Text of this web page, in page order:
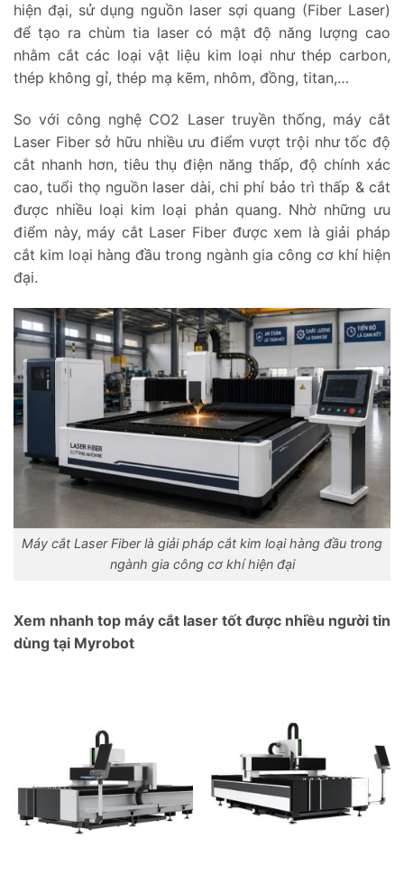
hiện đại, sử dụng nguồn laser sợi quang (Fiber Laser)
để tạo ra chùm tia laser có mật độ năng lượng cao
nhằm cắt các loại vật liệu kim loại như thép carbon,
thép không gỉ, thép mạ kẽm, nhôm, đồng, titan,…
So với công nghệ CO2 Laser truyền thống, máy cắt
Laser Fiber sở hữu nhiều ưu điểm vượt trội như tốc độ
cắt nhanh hơn, tiêu thụ điện năng thấp, độ chính xác
cao, tuổi thọ nguồn laser dài, chi phí bảo trì thấp & cắt
được nhiều loại kim loại phản quang. Nhờ những ưu
điểm này, máy cắt Laser Fiber được xem là giải pháp
cắt kim loại hàng đầu trong ngành gia công cơ khí hiện
đại.
Máy cắt Laser Fiber là giải pháp cắt kim loại hàng đầu trong
ngành gia công cơ khí hiện đại
Xem nhanh top máy cắt laser tốt được nhiều người tin
dùng tại Myrobot